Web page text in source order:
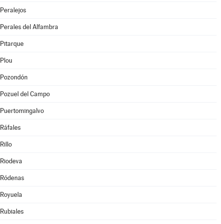
Peralejos
Perales del Alfambra
Pitarque
Plou
Pozondón
Pozuel del Campo
Puertomingalvo
Ráfales
Rillo
Riodeva
Ródenas
Royuela
Rubiales